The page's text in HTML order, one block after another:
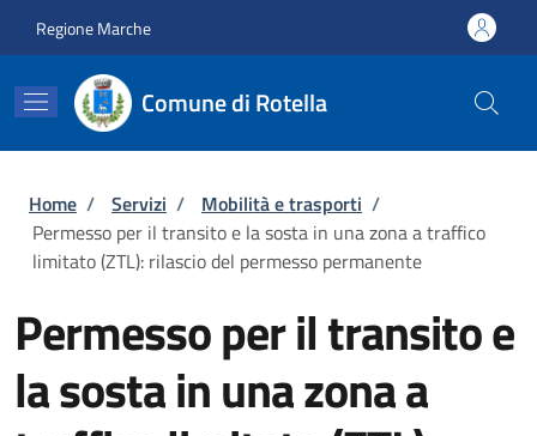
Regione Marche
Comune di Rotella
Briciole di pane
Home / Servizi / Mobilità e trasporti /
Permesso per il transito e la sosta in una zona a traffico
limitato (ZTL): rilascio del permesso permanente
Permesso per il transito e
la sosta in una zona a